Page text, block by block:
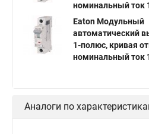
номинальный ток
Eaton Модульный
автоматический
1-полюс, кривая
номинальный ток
Аналоги по